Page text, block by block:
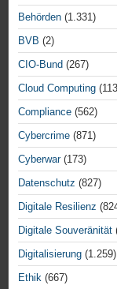
Behörden (1.331)
BVB (2)
CIO-Bund (267)
Cloud Computing
Compliance (562)
Cybercrime (871)
Cyberwar(173)
Datenschutz (827)
Digitale Resilienz
Digitale Souveränität
Digitalisierung (1.259)
Ethik (667)